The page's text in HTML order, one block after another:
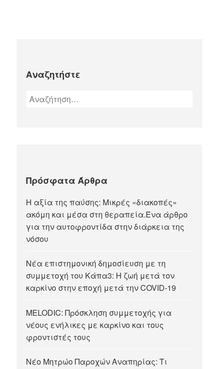
Αναζητήστε
Πρόσφατα Άρθρα
Η αξία της παύσης: Μικρές «διακοπές»
ακόμη και μέσα στη θεραπεία.Ένα άρθρο
για την αυτοφροντίδα στην διάρκεια της
νόσου
Νέα επιστημονική δημοσίευση με τη
συμμετοχή του Κάπα3: Η ζωή μετά τον
καρκίνο στην εποχή μετά την COVID-19
MELODIC: Πρόσκληση συμμετοχής για
νέους ενήλικες με καρκίνο και τους
φροντιστές τους
Νέο Μητρώο Παροχών Αναπηρίας: Τι